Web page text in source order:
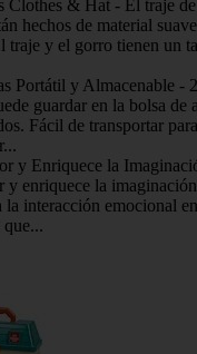
Clothes & Hat - El traje
hechos de material
traje y el gorro tienen un
Portátil y Almacenable -
guardar en la bolsa de
Fácil de transportar
y Enriquece la
y enriquece la
la interacción emocional
que...